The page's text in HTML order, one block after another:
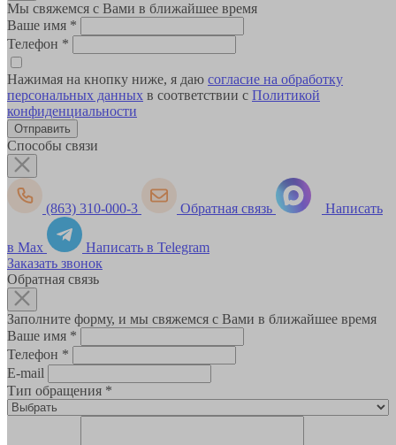
Мы свяжемся с Вами в ближайшее время
Ваше имя *
Телефон *
Нажимая на кнопку ниже, я даю согласие на обработку
персональных данных в соответствии с Политикой
конфиденциальности
Способы связи
(863) 310-000-3 Обратная связь Написать
в Max
Написать в Telegram
Заказать звонок
Обратная связь
Заполните форму, и мы свяжемся с Вами в ближайшее время
Ваше имя *
Телефон *
E-mail
Тип обращения *